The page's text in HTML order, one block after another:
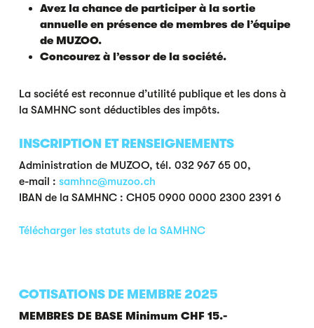
Avez la chance de participer à la sortie
annuelle en présence de membres de l’équipe
de MUZOO.
Concourez à l’essor de la société.
La société est reconnue d’utilité publique et les dons à
la SAMHNC sont déductibles des impôts.
INSCRIPTION ET RENSEIGNEMENTS
Administration de MUZOO, tél. 032 967 65 00,
e-mail : samhnc@muzoo.ch
IBAN de la SAMHNC : CH05 0900 0000 2300 2391 6
Télécharger les statuts de la SAMHNC
COTISATIONS DE MEMBRE 2025
MEMBRES DE BASE Minimum CHF 15.-